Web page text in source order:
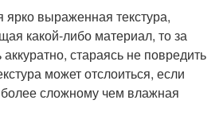
ярко выраженная текстура,
какой-либо материал, то за
стараясь не повредить
может отслоиться, если
более сложному чем влажная